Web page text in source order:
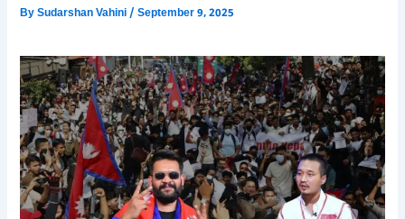
BySudarshan Vahini/September 9, 2025